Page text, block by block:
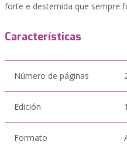
forte e destemida que sempre
Características
Número de páginas
Edición
Formato